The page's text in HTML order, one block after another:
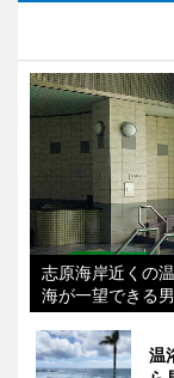
志原海岸近くの
海が一望できる
温